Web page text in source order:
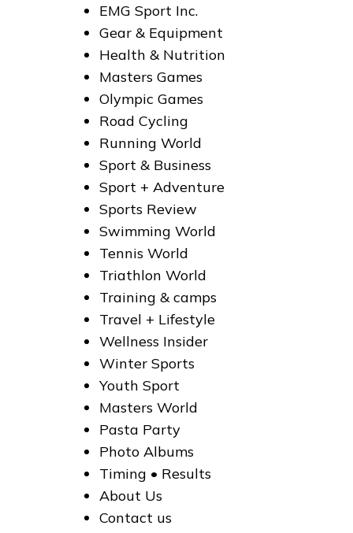
EMG Sport Inc.
Gear & Equipment
Health & Nutrition
Masters Games
Olympic Games
Road Cycling
Running World
Sport & Business
Sport + Adventure
Sports Review
Swimming World
Tennis World
Triathlon World
Trаining & camps
Trаvel + Lifestyle
Wellness Insider
Winter Sports
Youth Sport
Мasters World
Рasta Party
Рhoto Albums
Тiming • Results
About Us
Contact us